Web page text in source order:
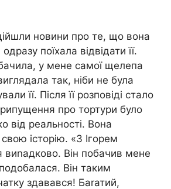
новини про те, що вона
поїхала відвідати її.
у мене самої щелепа
так, ніби не була
її. Після її розповіді стало
про тортури було
від реальності. Вона
історію. «З Ігорем
виnадково. Він побачив мене
Він таким
здавався! Баrатий,